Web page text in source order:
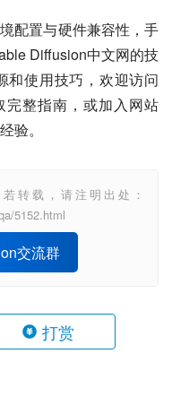
配置与硬件兼容性，手
Diffusion中文网的技
和使用技巧，欢迎访问
完整指南，或加入网站
验。
转载，请注明出处：
5152.html
交流群
打赏